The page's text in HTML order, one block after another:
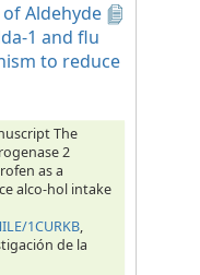
Aldehyde
1 and flu
to reduce
The
2
as a
alco-hol intake
1CURKB,
de la